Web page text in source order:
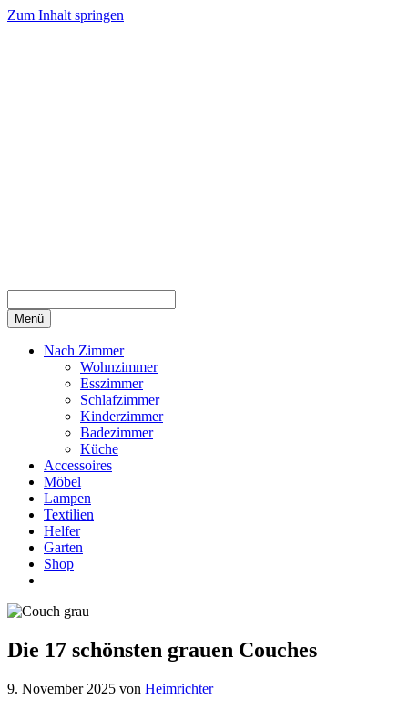
Zum Inhalt springen
Menü
Nach Zimmer
Wohnzimmer
Esszimmer
Schlafzimmer
Kinderzimmer
Badezimmer
Küche
Accessoires
Möbel
Lampen
Textilien
Helfer
Garten
Shop
Die 17 schönsten grauen Couches
9. November 2025 von Heimrichter